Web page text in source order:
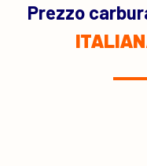
Prezzo